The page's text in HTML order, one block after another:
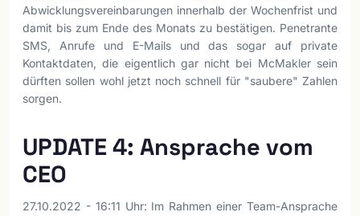
Abwicklungsvereinbarungen innerhalb der Wochenfrist und
damit bis zum Ende des Monats zu bestätigen. Penetrante
SMS, Anrufe und E-Mails und das sogar auf private
Kontaktdaten, die eigentlich gar nicht bei McMakler sein
dürften sollen wohl jetzt noch schnell für "saubere" Zahlen
sorgen.
UPDATE 4: Ansprache vom
CEO
27.10.2022 - 16:11 Uhr: Im Rahmen einer Team-Ansprache